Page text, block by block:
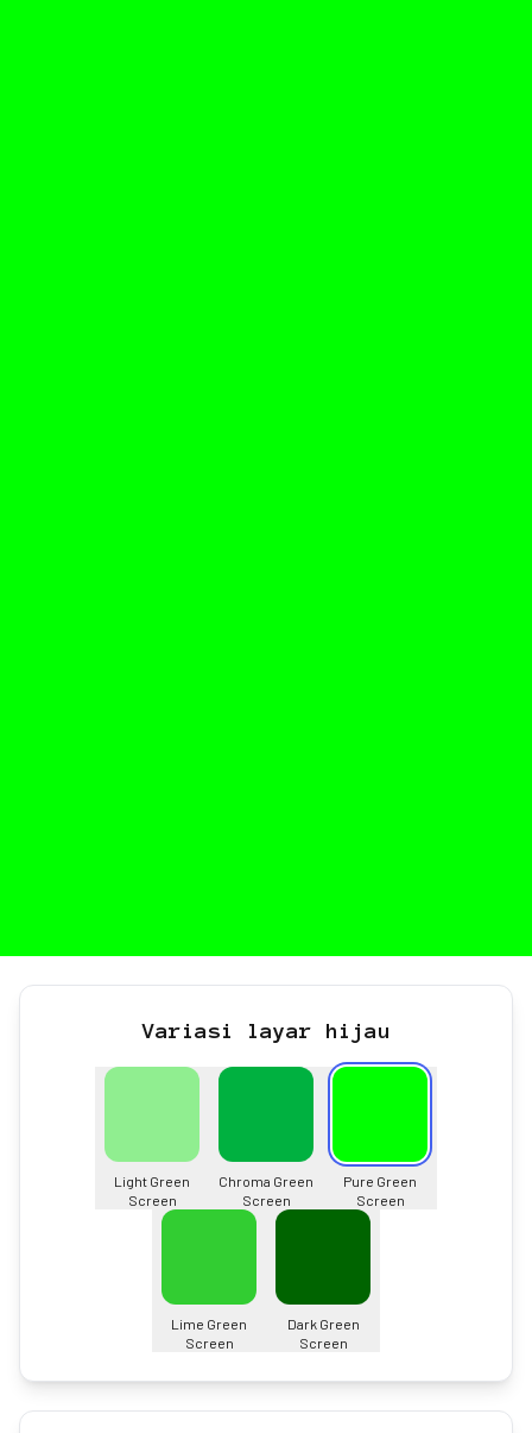
Variasi layar hijau
Light Green
Screen
Chroma Green
Screen
Pure Green
Screen
Lime Green
Screen
Dark Green
Screen